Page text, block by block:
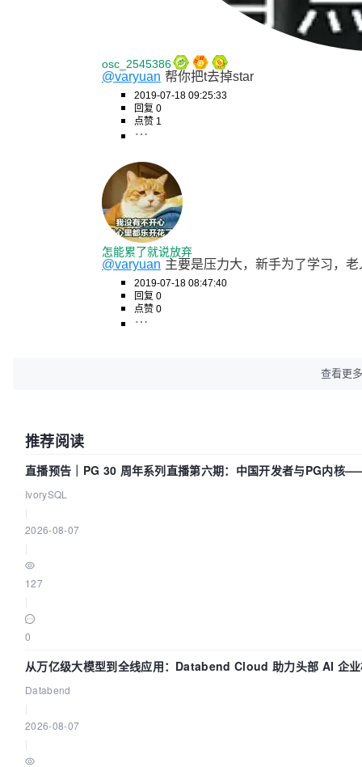
osc_2545386
@varyuan 帮你把t去掉star
2019-07-18 09:25:33
回复 0
点赞 1
怎能累了就说放弃
@varyuan 主要是压力大，新手为了学习，
2019-07-18 08:47:40
回复 0
点赞 0
查看更
推荐阅读
直播预告｜PG 30 周年系列直播第六期：中国开发者与PG内核
IvorySQL
2026-08-07
127
0
从万亿级大模型到全线应用：Databend Cloud 助力头部 AI 企
Databend
2026-08-07